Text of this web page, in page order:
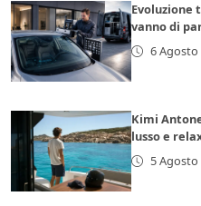
Evoluzione
vanno di
6 Agosto
Kimi
lusso e
5 Agosto